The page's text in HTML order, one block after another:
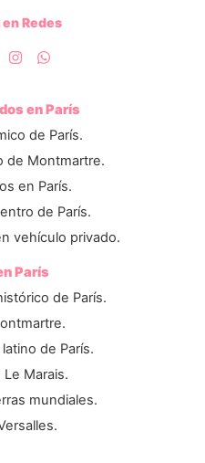
Redes
en París
de París.
de Montmartre.
en París.
de París.
vehículo privado.
París
de París.
de París.
Marais.
mundiales.